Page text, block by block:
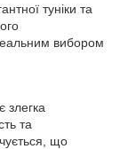
туніки та
вибором
злегка
та
що